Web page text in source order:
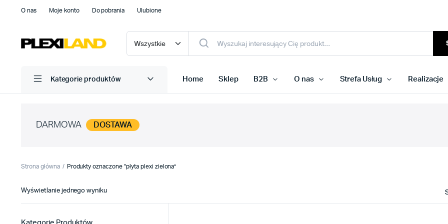
O nas Moje konto Do pobrania Ulubione
Kategorie produktów Home Sklep B2B O nas Strefa Usług Realizacje
DARMOWA DOSTAWA
Strona główna Produkty oznaczone “płyta plexi zielona”
Wyświetlanie jednego wyniku